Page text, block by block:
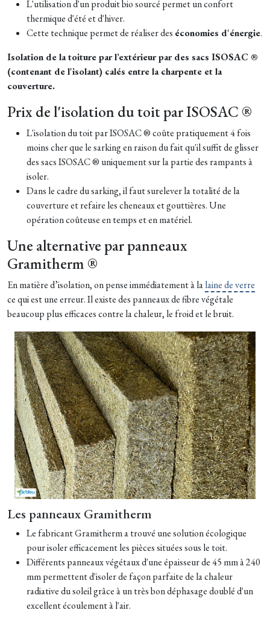
L'utilisation d'un produit bio sourcé permet un confort
thermique d'été et d'hiver.
Cette technique permet de réaliser des économies d'énergie.
Isolation de la toiture par l’extérieur par des sacs ISOSAC ®
(contenant de l'isolant) calés entre la charpente et la
couverture.
Prix de l'isolation du toit par ISOSAC ®
L'isolation du toit par ISOSAC ® coûte pratiquement 4 fois
moins cher que le sarking en raison du fait qu'il suffit de glisser
des sacs ISOSAC ® uniquement sur la partie des rampants à
isoler.
Dans le cadre du sarking, il faut surelever la totalité de la
couverture et refaire les cheneaux et gouttières. Une
opération coûteuse en temps et en matériel.
Une alternative par panneaux
Gramitherm ®
En matière d’isolation, on pense immédiatement à lalaine de verre
ce qui est une erreur. Il existe des panneaux de fibre végétale
beaucoup plus efficaces contre la chaleur, le froid et le bruit.
Les panneaux Gramitherm
Le fabricant Gramitherm a trouvé une solution écologique
pour isoler efficacement les pièces situées sous le toit.
Différents panneaux végétaux d'une épaisseur de 45 mm à 240
mm permettent d'isoler de façon parfaite de la chaleur
radiative du soleil grâce à un très bon déphasage doublé d'un
excellent écoulement à l'air.